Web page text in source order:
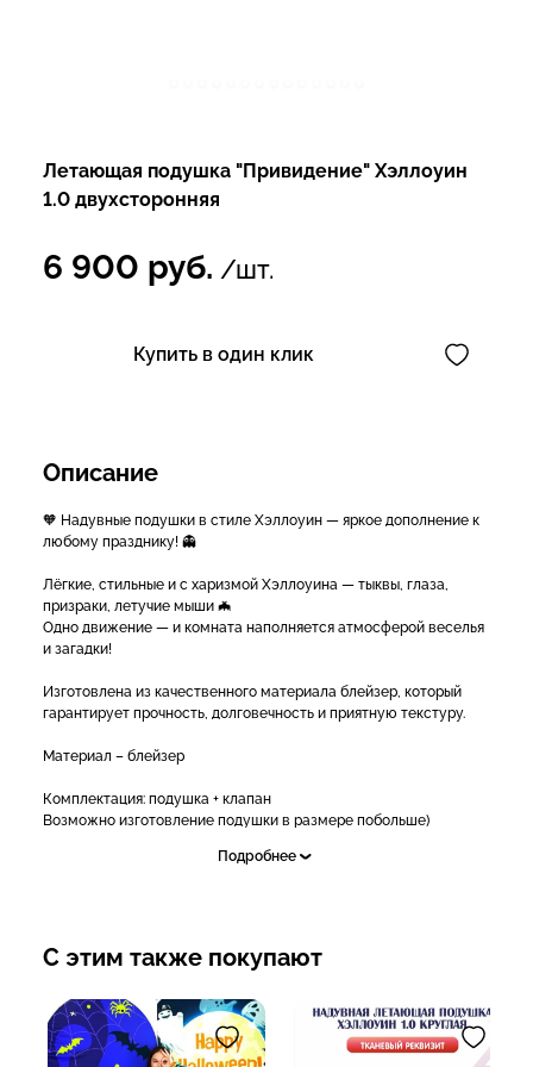
Летающая подушка "Привидение" Хэллоуин
1.0 двухсторонняя
6 900 руб. /шт.
Купить в один клик
Описание
🧡 Надувные подушки в стиле Хэллоуин — яркое дополнение к
любому празднику! 👻
Лёгкие, стильные и с харизмой Хэллоуина — тыквы, глаза,
призраки, летучие мыши 🦇
Одно движение — и комната наполняется атмосферой веселья
и загадки!
Изготовлена из качественного материала блейзер, который
гарантирует прочность, долговечность и приятную текстуру.
Материал – блейзер
Комплектация: подушка + клапан
Возможно изготовление подушки в размере побольше)
Подушка легко впишется в любую обстановку и создаст
Пусть твой праздник запомнят 🔥
- Звоните: 8(995) 123-38-38 с 9.00 до 21.00
- Пишите в WhatsApp и Telegram 8(995) 123-38-38
- Ставьте "+" в комментариях и мы сами свяжемся с вами (тест)
Подробнее
С этим также покупают